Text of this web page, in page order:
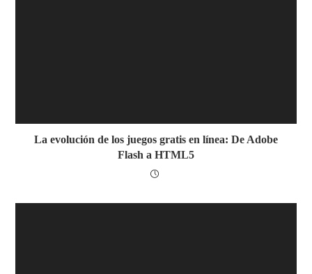
La evolución de los juegos gratis en línea: De Adobe
Flash a HTML5